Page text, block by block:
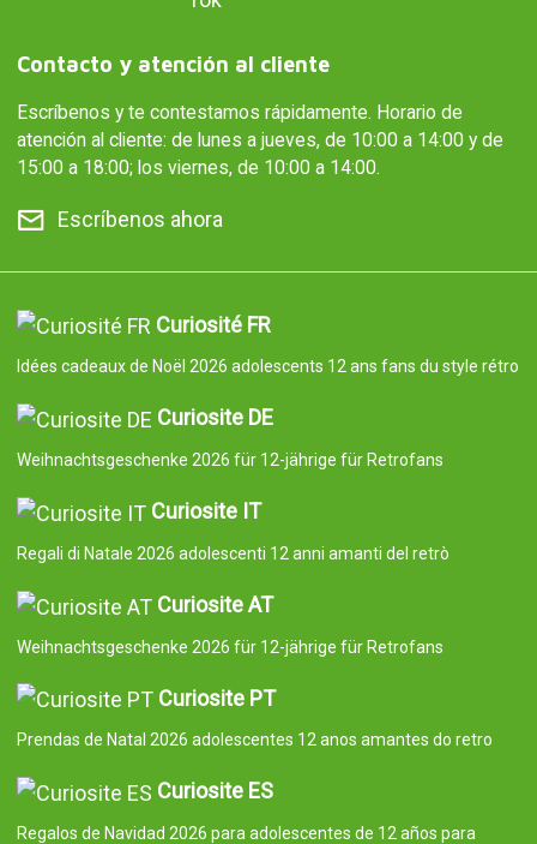
Contacto y atención al cliente
Escríbenos y te contestamos rápidamente. Horario de
atención al cliente: de lunes a jueves, de 10:00 a 14:00 y de
15:00 a 18:00; los viernes, de 10:00 a 14:00.
Escríbenos ahora
Curiosité FR
Idées cadeaux de Noël 2026 adolescents 12 ans fans du style rétro
Curiosite DE
Weihnachtsgeschenke 2026 für 12-jährige für Retrofans
Curiosite IT
Regali di Natale 2026 adolescenti 12 anni amanti del retrò
Curiosite AT
Weihnachtsgeschenke 2026 für 12-jährige für Retrofans
Curiosite PT
Prendas de Natal 2026 adolescentes 12 anos amantes do retro
Curiosite ES
Regalos de Navidad 2026 para adolescentes de 12 años para